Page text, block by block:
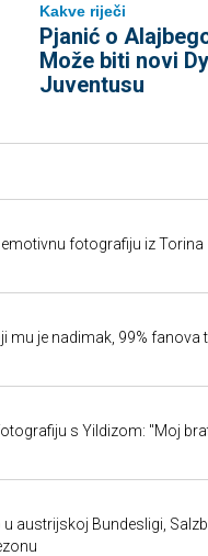
Kakve riječi
Pjanić o
Može biti novi
Juventusu
fotografiju iz Torina
mu je nadimak, 99% fanova
s Yildizom: "Moj
austrijskoj Bundesligi,